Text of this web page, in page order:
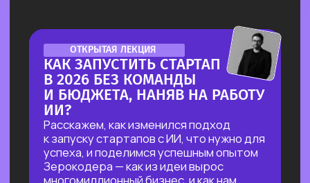
ЛЕКЦИЯ-ПРАКТИКУМ
ПО ПРИМЕНЕНИЮ ИИ
ДЛЯ ЮРИДИЧЕСКИХ ЗАДАЧ
В прямом эфире мы покажем, как
с помощью ИИ автоматизировать
до 90% работы со сложными
документами, за минуты проверять
их на соответствие законодательству
и кратно сократить время на рутинные
задачи!
Узнать подробнее